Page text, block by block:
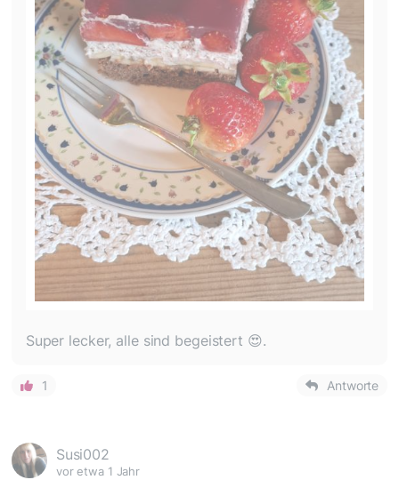
Super lecker, alle sind begeistert 😍.
1 Antworte
Susi002
vor etwa 1 Jahr